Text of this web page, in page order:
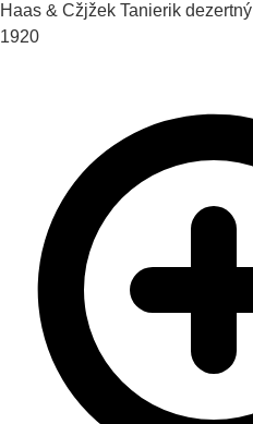
Haas & Cžjžek Tanierik dezertný
1920